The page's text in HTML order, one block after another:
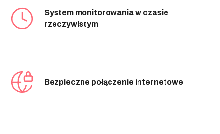
System monitorowania w czasie
rzeczywistym
Bezpieczne połączenie internetowe